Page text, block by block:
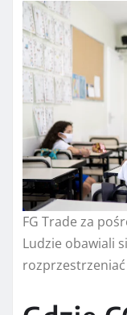
FG Trade za
Ludzie obawiali
rozprzestrzeniać